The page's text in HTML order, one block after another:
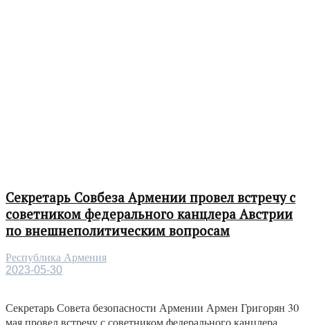
Секретарь Совбеза Армении провел встречу с
советником федерального канцлера Австрии
по внешнеполитическим вопросам
Республика Армения
2023-05-30
Секретарь Совета безопасности Армении Армен Григорян 30